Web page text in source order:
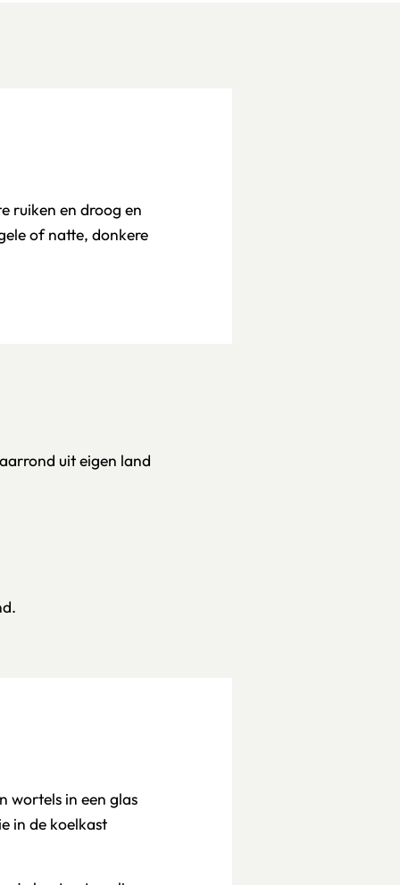
ruiken en droog en
of natte, donkere
uit eigen land
wortels in een glas
in de koelkast